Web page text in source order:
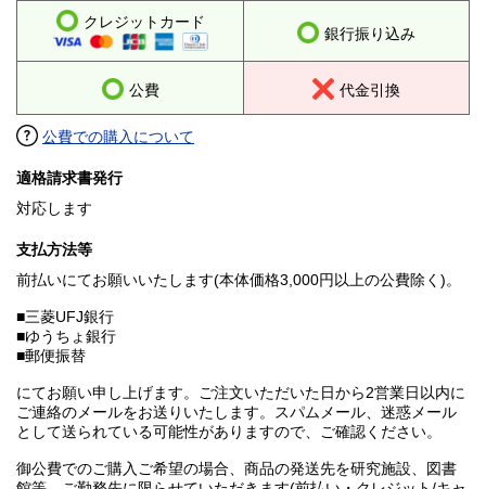
クレジットカード
銀行振り込み
公費 代金引換
公費での購入について
適格請求書発行
対応します
支払方法等
前払いにてお願いいたします(本体価格3,000円以上の公費除く)。
■三菱UFJ銀行
■ゆうちょ銀行
■郵便振替
にてお願い申し上げます。ご注文いただいた日から2営業日以内に
ご連絡のメールをお送りいたします。スパムメール、迷惑メール
として送られている可能性がありますので、ご確認ください。
御公費でのご購入ご希望の場合、商品の発送先を研究施設、図書